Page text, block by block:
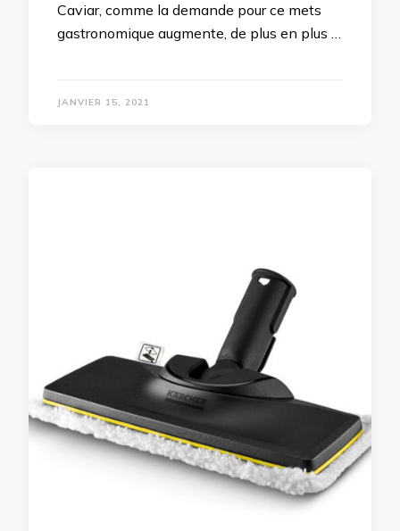
Caviar, comme la demande pour ce mets
gastronomique augmente, de plus en plus …
JANVIER 15, 2021